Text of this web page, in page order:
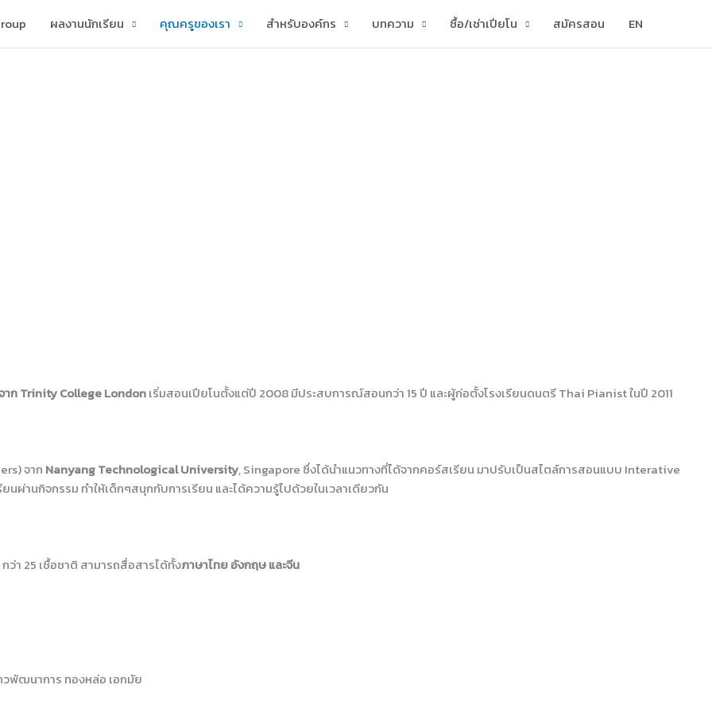
ผลงานนักเรียน คุณครูของเรา สำหรับองค์กร บทความ ซื้อ/เช่าเปียโน สมัครสอน EN
าก Trinity College Londonเริ่มสอนเปียโนตั้งแต่ปี 2008 มีประสบการณ์สอนกว่า 15 ปี และผู้ก่อตั้งโรงเรียนดนตรี Thai Pianist ในปี 2011
จาก Nanyang Technological University, Singapore ซึ่งได้นำแนวทางที่ได้จากคอร์สเรียน มาปรับเป็นสไตล์การสอนแบบ Interative
านกิจกรรม ทำให้เด็กๆสนุกกับการเรียน และได้ความรู้ไปด้วยในเวลาเดียวกัน
า 25 เชื้อชาติ สามารถสื่อสารได้ทั้งภาษาไทย อังกฤษ และจีน
พัฒนาการ ทองหล่อ เอกมัย